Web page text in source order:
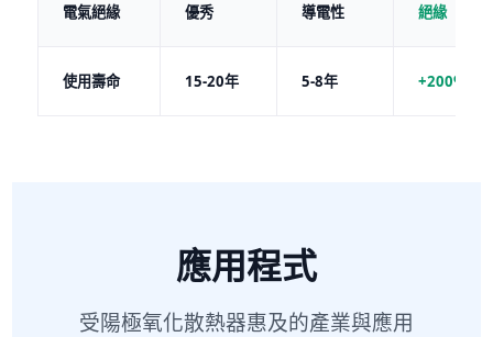
電氣絕緣 優秀 導電性 絕緣
使用壽命 15-20年 5-8年 +200%
應用程式
受陽極氧化散熱器惠及的產業與應用